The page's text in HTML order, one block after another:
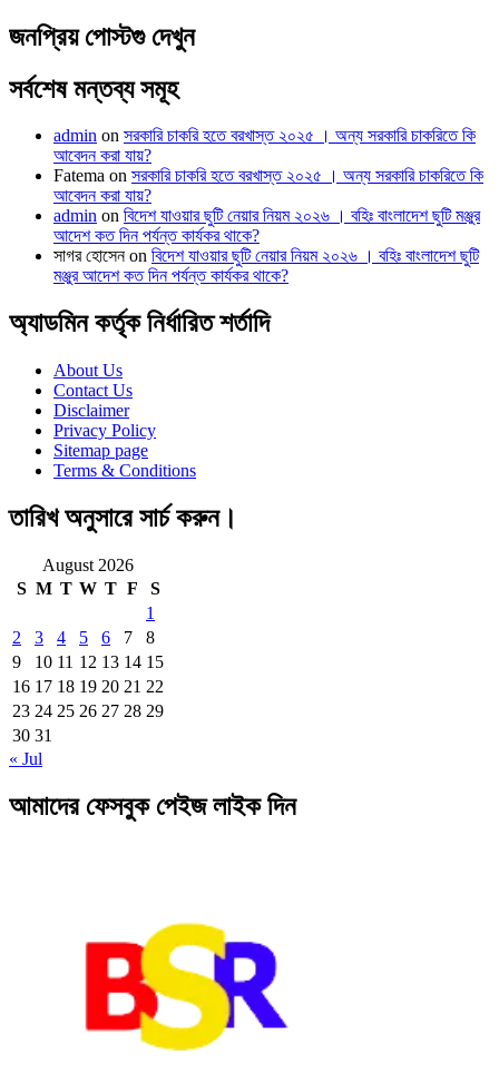
জনপ্রিয় পোস্টগু দেখুন
সর্বশেষ মন্তব্য সমূহ
admin on সরকারি চাকরি হতে বরখাস্ত ২০২৫ । অন্য সরকারি চাকরিতে কি
আবেদন করা যায়?
Fatema on সরকারি চাকরি হতে বরখাস্ত ২০২৫ । অন্য সরকারি চাকরিতে কি
আবেদন করা যায়?
admin on বিদেশ যাওয়ার ছুটি নেয়ার নিয়ম ২০২৬ । বহিঃ বাংলাদেশ ছুটি মঞ্জুর
আদেশ কত দিন পর্যন্ত কার্যকর থাকে?
সাগর হোসেনon বিদেশ যাওয়ার ছুটি নেয়ার নিয়ম ২০২৬ । বহিঃ বাংলাদেশ ছুটি
মঞ্জুর আদেশ কত দিন পর্যন্ত কার্যকর থাকে?
অ্যাডমিন কর্তৃক নির্ধারিত শর্তাদি
About Us
Contact Us
Disclaimer
Privacy Policy
Sitemap page
Terms & Conditions
তারিখ অনুসারে সার্চ করুন।
August 2026
S M T W T F
S
1
2
3 4 5 6 7
8
9
10 11 12 13 14 15
16 17 18 19 20 21 22
23 24 25 26 27 28 29
30 31
« Jul
আমাদের ফেসবুক পেইজ লাইক দিন